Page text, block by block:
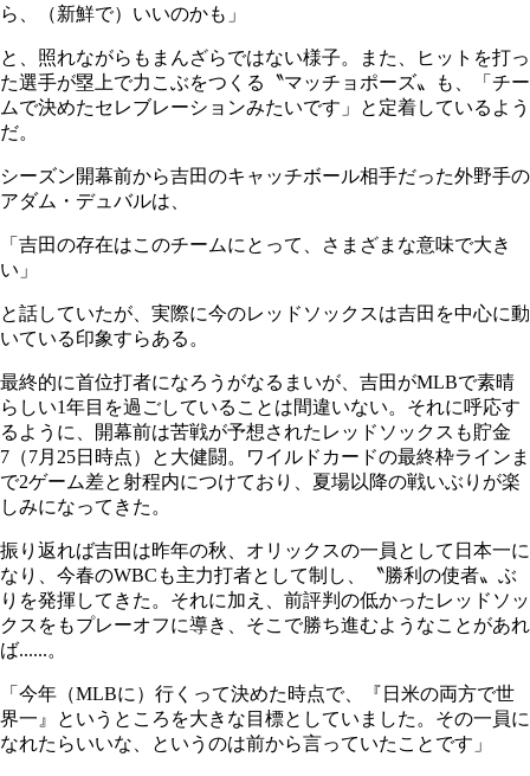
ら、（新鮮で）いいのかも」
と、照れながらもまんざらではない様子。また、ヒットを打っ
た選手が塁上で力こぶをつくる〝マッチョポーズ〟も、「チー
ムで決めたセレブレーションみたいです」と定着しているよう
だ。
シーズン開幕前から吉田のキャッチボール相手だった外野手の
アダム・デュバルは、
「吉田の存在はこのチームにとって、さまざまな意味で大き
い」
と話していたが、実際に今のレッドソックスは吉田を中心に動
いている印象すらある。
最終的に首位打者になろうがなるまいが、吉田がMLBで素晴
らしい1年目を過ごしていることは間違いない。それに呼応す
るように、開幕前は苦戦が予想されたレッドソックスも貯金
7（7月25日時点）と大健闘。ワイルドカードの最終枠ラインま
で2ゲーム差と射程内につけており、夏場以降の戦いぶりが楽
しみになってきた。
振り返れば吉田は昨年の秋、オリックスの一員として日本一に
なり、今春のWBCも主力打者として制し、〝勝利の使者〟ぶ
りを発揮してきた。それに加え、前評判の低かったレッドソッ
クスをもプレーオフに導き、そこで勝ち進むようなことがあれ
ば......。
「今年（MLBに）行くって決めた時点で、『日米の両方で世
界一』というところを大きな目標としていました。その一員に
なれたらいいな、というのは前から言っていたことです」